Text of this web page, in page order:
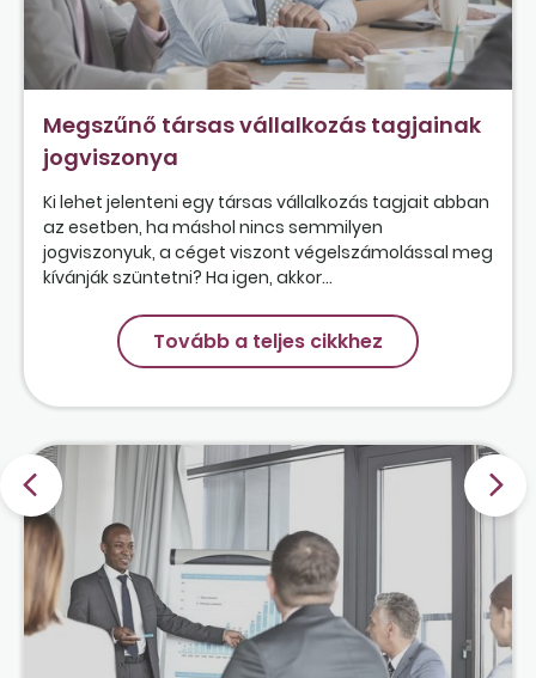
Megszűnő társas vállalkozás tagjainak
jogviszonya
Ki lehet jelenteni egy társas vállalkozás tagjait abban
az esetben, ha máshol nincs semmilyen
jogviszonyuk, a céget viszont végelszámolással meg
kívánják szüntetni? Ha igen, akkor...
Tovább a teljes cikkhez